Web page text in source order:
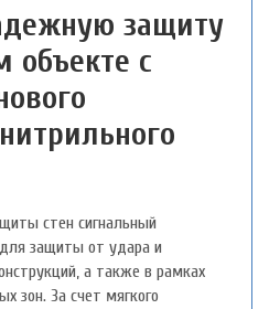
защиту
объекте с
стен сигнальный
защиты от удара и
а также в рамках
зон. За счет мягкого